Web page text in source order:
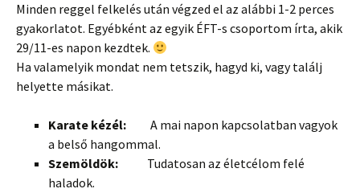
Minden reggel felkelés után végzed el az alábbi 1-2 perces
gyakorlatot. Egyébként az egyik ÉFT-s csoportom írta, akik
29/11-es napon kezdtek.
Ha valamelyik mondat nem tetszik, hagyd ki, vagy találj
helyette másikat.
Karate kézél: A mai napon kapcsolatban vagyok
a belső hangommal.
Szemöldök: Tudatosan az életcélom felé
haladok.